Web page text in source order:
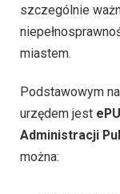
szczególnie
miastem.
Podstawowym
urzędem jest
Administracji
można: